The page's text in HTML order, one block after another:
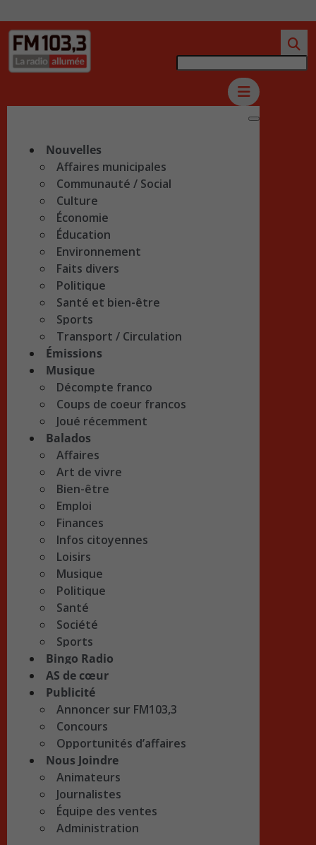
Nouvelles
Affaires municipales
Communauté / Social
Culture
Économie
Éducation
Environnement
Faits divers
Politique
Santé et bien-être
Sports
Transport / Circulation
Émissions
Musique
Décompte franco
Coups de coeur francos
Joué récemment
Balados
Affaires
Art de vivre
Bien-être
Emploi
Finances
Infos citoyennes
Loisirs
Musique
Politique
Santé
Société
Sports
Bingo Radio
AS de cœur
Publicité
Annoncer sur FM103,3
Concours
Opportunités d’affaires
Nous Joindre
Animateurs
Journalistes
Équipe des ventes
Administration